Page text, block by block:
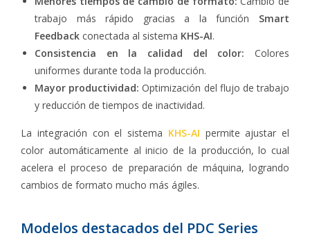
trabajo más rápido gracias a la función Smart
Feedback conectada al sistema KHS-AI.
Consistencia en la calidad del color: Colores
uniformes durante toda la producción.
Mayor productividad: Optimización del flujo de trabajo
y reducción de tiempos de inactividad.
La integración con el sistema KHS-AI permite ajustar el
color automáticamente al inicio de la producción, lo cual
acelera el proceso de preparación de máquina, logrando
cambios de formato mucho más ágiles.
Modelos destacados del PDC Series